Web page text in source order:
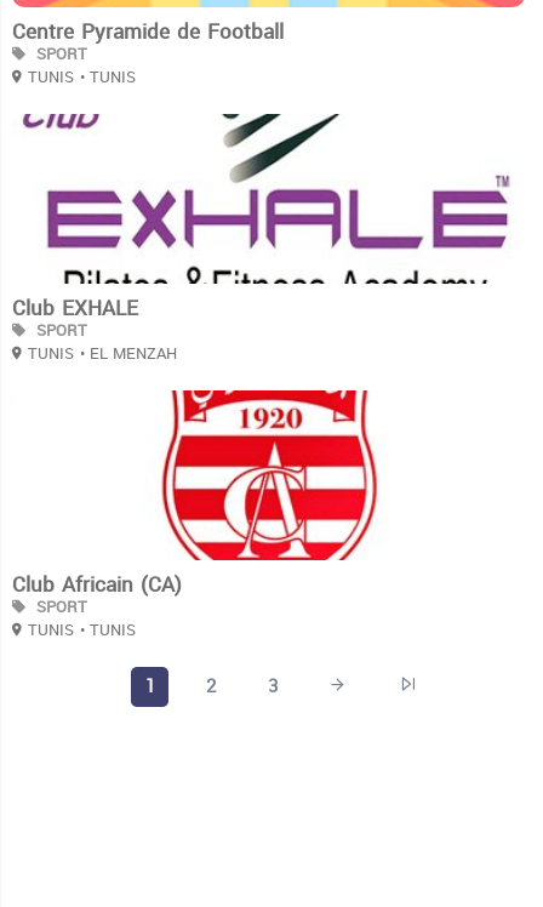
Centre Pyramide de Football
SPORT
TUNIS • TUNIS
3
Club EXHALE
SPORT
TUNIS • EL MENZAH
Club Africain (CA)
SPORT
TUNIS • TUNIS
1 2 3